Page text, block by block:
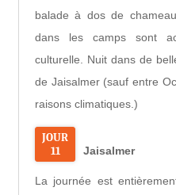
balade à dos de
dans les camps sont
culturelle. Nuit dans de
de Jaisalmer (sauf entre
raisons climatiques.)
JOUR
11
Jaisalmer
La journée est